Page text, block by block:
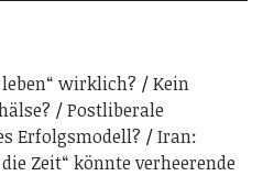
wirklich?
Kein
Postliberale
Erfolgsmodell?
Iran:
Zeit“ könnte verheerende